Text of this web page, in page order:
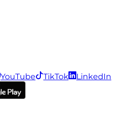
YouTube TikTok LinkedIn